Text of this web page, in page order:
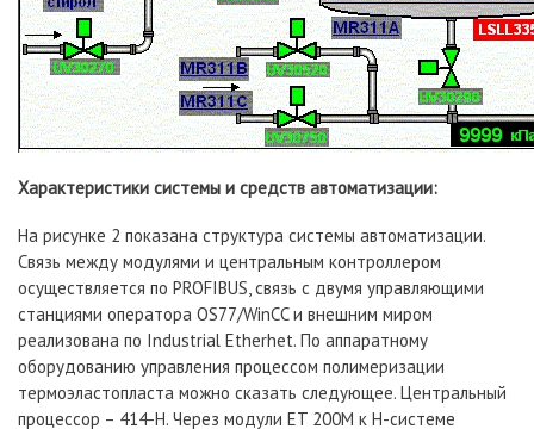
Характеристики системы и средств автоматизации:
На рисунке 2 показана структура системы автоматизации.
Связь между модулями и центральным контроллером
осуществляется по PROFIBUS, связь с двумя управляющими
станциями оператора OS77/WinCC и внешним миром
реализована по Industrial Etherhet. По аппаратному
оборудованию управления процессом полимеризации
термоэластопласта можно сказать следующее. Центральный
процессор – 414-H. Через модули ET 200M к H-системе